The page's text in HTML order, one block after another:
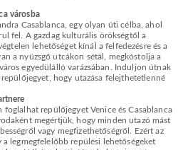
városba
Casablanca, egy olyan úti célba, ahol
fel. A gazdag kulturális örökségtől a
lehetőséget kínál a felfedezésre és a
a nyüzsgő utcákon sétál, megkóstolja a
egyedülálló varázsában. Induljon útnak
hogy utazása felejthetetlenné
foglalhat repülőjegyet Venice és Casablanca
megértjük, hogy minden utazó mást
vagy megfizethetőségről. Ezért az
legmegfelelőbb repülési lehetőségeket